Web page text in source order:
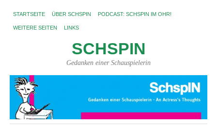
STARTSEITE ÜBER SCHSPIN PODCAST: SCHSPIN IM OHR!
WEITERE SEITEN LINKS
SCHSPIN
Gedanken einer Schauspielerin